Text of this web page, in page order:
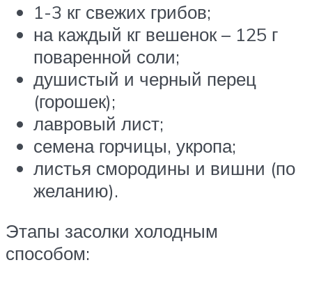
1-3 кг свежих грибов;
на каждый кг вешенок – 125 г
поваренной соли;
душистый и черный перец
(горошек);
лавровый лист;
семена горчицы, укропа;
листья смородины и вишни (по
желанию).
Этапы засолки холодным
способом: